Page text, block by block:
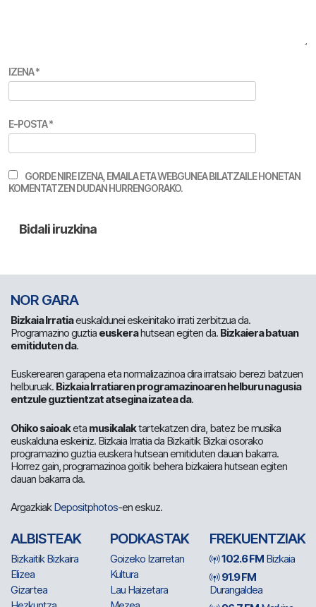
IZENA*
E-POSTA*
GORDE NIRE IZENA, EMAILA ETA WEBGUNEA BILATZAILE HONETAN
KOMENTATZEN DUDAN HURRENGORAKO.
NOR GARA
Bizkaia Irratiaeuskaldunei eskeinitako irrati zerbitzua da.
Programazino guztia euskerahutsean egiten da. Bizkaiera batuan
emitiduten da.
Euskerearen garapena eta normalizazinoa dira irratsaio berezi batzuen
helburuak. Bizkaia Irratiaren programazinoaren helburu nagusia
entzule guztientzat atsegina izatea da.
Ohiko saioaketa musikalaktartekatzen dira, batez be musika
euskalduna eskeiniz. Bizkaia Irratia da Bizkaitik Bizkai osorako
programazino guztia euskera hutsean emitiduten dauan bakarra.
Horrez gain, programazinoa goitik behera bizkaiera hutsean egiten
dauan bakarra da.
ArgazkiakDepositphotos-en eskuz.
ALBISTEAK
Bizkaitik Bizkaira
Elizea
Gizartea
PODKASTAK
Goizeko Izarretan
Kultura
Lau Haizetara
FREKUENTZIAK
102.6 FM Bizkaia
91.9 FM
Durangaldea